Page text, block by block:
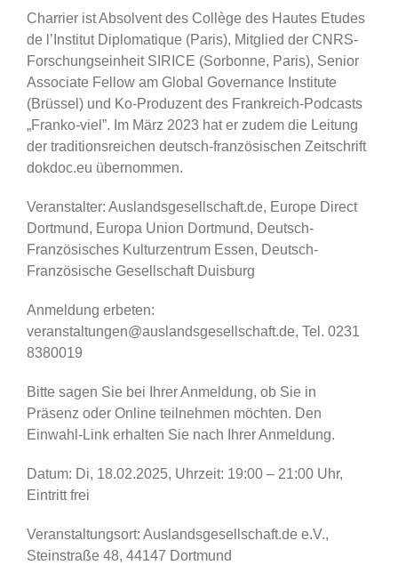
Charrier ist Absolvent des Collège des Hautes Etudes
de l’Institut Diplomatique (Paris), Mitglied der CNRS-
Forschungseinheit SIRICE (Sorbonne, Paris), Senior
Associate Fellow am Global Governance Institute
(Brüssel) und Ko-Produzent des Frankreich-Podcasts
„Franko-viel”. Im März 2023 hat er zudem die Leitung
der traditionsreichen deutsch-französischen Zeitschrift
dokdoc.eu übernommen.
Veranstalter: Auslandsgesellschaft.de, Europe Direct
Dortmund, Europa Union Dortmund, Deutsch-
Französisches Kulturzentrum Essen, Deutsch-
Französische Gesellschaft Duisburg
Anmeldung erbeten:
veranstaltungen@auslandsgesellschaft.de, Tel. 0231
8380019
Bitte sagen Sie bei Ihrer Anmeldung, ob Sie in
Präsenz oder Online teilnehmen möchten. Den
Einwahl-Link erhalten Sie nach Ihrer Anmeldung.
Datum: Di, 18.02.2025, Uhrzeit: 19:00 – 21:00 Uhr,
Eintritt frei
Veranstaltungsort: Auslandsgesellschaft.de e.V.,
Steinstraße 48, 44147 Dortmund